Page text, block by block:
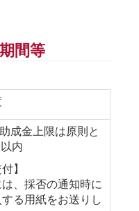
間等
成金上限は原則と
内
】
、採否の通知時に
る用紙をお送りし